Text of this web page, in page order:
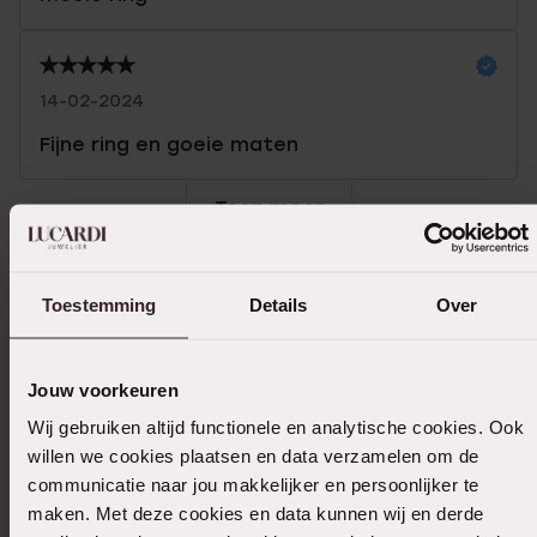
Toestemming Details Over
Jouw voorkeuren
Wij gebruiken altijd functionele en analytische cookies. Ook
willen we cookies plaatsen en data verzamelen om de
communicatie naar jou makkelijker en persoonlijker te
maken. Met deze cookies en data kunnen wij en derde
14-02-2024
Fijne ring en goeie maten
Toon meer
Ook leuk voor jou